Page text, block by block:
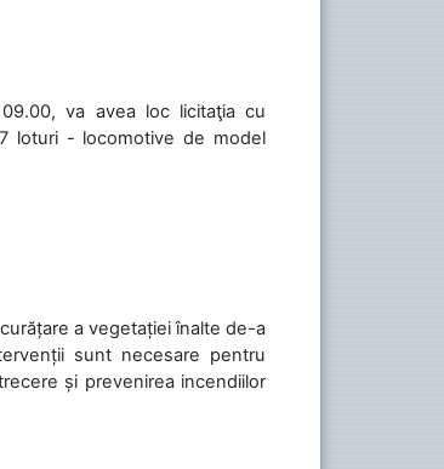
va avea loc licitaţia cu
loturi - locomotive de model
a vegetației înalte de-a
sunt necesare pentru
și prevenirea incendiilor